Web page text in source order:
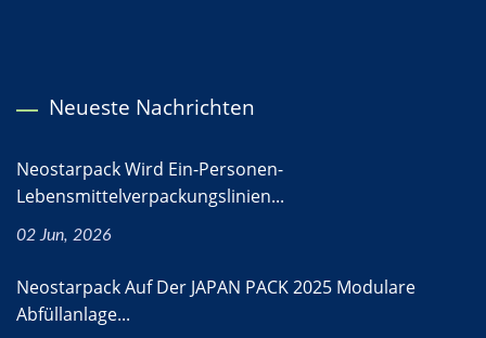
Neueste Nachrichten
Neostarpack Wird Ein-Personen-
Lebensmittelverpackungslinien...
02 Jun, 2026
Neostarpack Auf Der JAPAN PACK 2025 Modulare
Abfüllanlage...